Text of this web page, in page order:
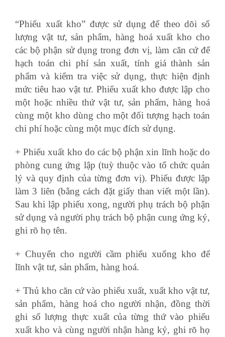
“Phiếu xuất kho” được sử dụng để theo dõi số
lượng vật tư, sản phẩm, hàng hoá xuất kho cho
các bộ phận sử dụng trong đơn vị, làm căn cứ để
hạch toán chi phí sản xuất, tính giá thành sản
phẩm và kiểm tra việc sử dụng, thực hiện định
mức tiêu hao vật tư. Phiếu xuất kho được lập cho
một hoặc nhiều thứ vật tư, sản phẩm, hàng hoá
cùng một kho dùng cho một đối tượng hạch toán
chi phí hoặc cùng một mục đích sử dụng.
+ Phiếu xuất kho do các bộ phận xin lĩnh hoặc do
phòng cung ứng lập (tuỳ thuộc vào tổ chức quản
lý và quy định của từng đơn vị). Phiếu được lập
làm 3 liên (bằng cách đặt giấy than viết một lần).
Sau khi lập phiếu xong, người phụ trách bộ phận
sử dụng và người phụ trách bộ phận cung ứng ký,
ghi rõ họ tên.
+ Chuyển cho người cầm phiếu xuống kho để
lĩnh vật tư, sản phẩm, hàng hoá.
+ Thủ kho căn cứ vào phiếu xuất, xuất kho vật tư,
sản phẩm, hàng hoá cho người nhận, đồng thời
ghi số lượng thực xuất của từng thứ vào phiếu
xuất kho và cùng người nhận hàng ký, ghi rõ họ